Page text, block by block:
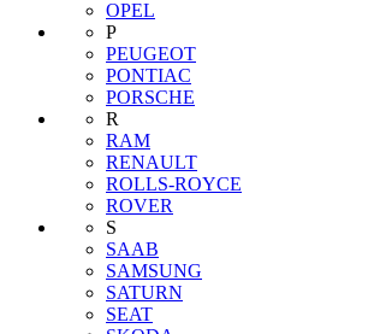
OPEL
P
PEUGEOT
PONTIAC
PORSCHE
R
RAM
RENAULT
ROLLS-ROYCE
ROVER
S
SAAB
SAMSUNG
SATURN
SEAT